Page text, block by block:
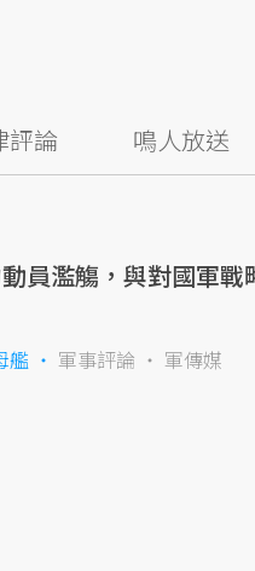
評論 鳴人放送
員濫觴，與對國軍戰
艦 軍事評論 軍傳媒